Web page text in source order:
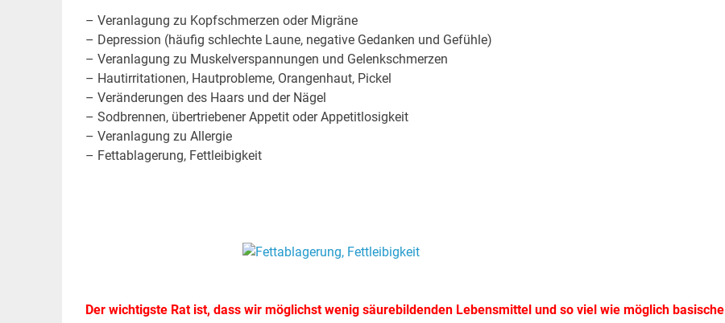
– Veranlagung zu Kopfschmerzen oder Migräne
– Depression (häufig schlechte Laune, negative Gedanken und Gefühle)
– Veranlagung zu Muskelverspannungen und Gelenkschmerzen
– Hautirritationen, Hautprobleme, Orangenhaut, Pickel
– Veränderungen des Haars und der Nägel
– Sodbrennen, übertriebener Appetit oder Appetitlosigkeit
– Veranlagung zu Allergie
– Fettablagerung, Fettleibigkeit
Der wichtigste Rat ist, dass wir möglichst wenig säurebildenden Lebensmittel und so viel wie möglich basische